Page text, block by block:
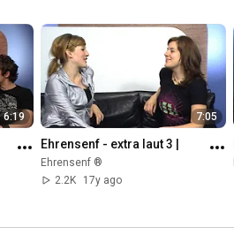
6:19 7:05
Ehrensenf - extra laut 3 |
Ehrensenf ®
2.2K
17y ago